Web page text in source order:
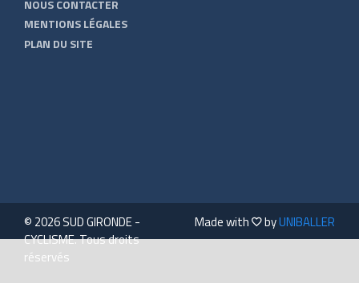
NOUS CONTACTER
MENTIONS LÉGALES
PLAN DU SITE
© 2026 SUD GIRONDE -
CYCLISME. Tous droits
réservés
Made with byUNIBALLER